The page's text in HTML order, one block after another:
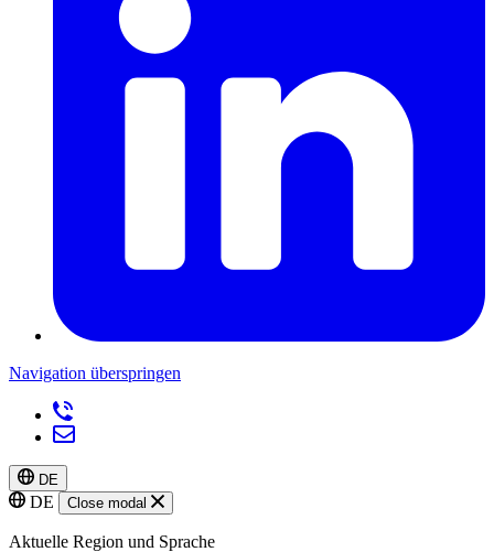
Navigation überspringen
DE
DE Close modal
Aktuelle Region und Sprache